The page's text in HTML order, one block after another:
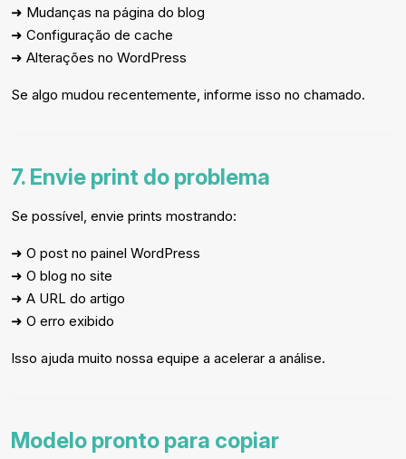
➜ Mudanças na página do blog
➜ Configuração de cache
➜ Alterações no WordPress
Se algo mudou recentemente, informe isso no chamado.
7. Envie print do problema
Se possível, envie prints mostrando:
➜ O post no painel WordPress
➜ O blog no site
➜ A URL do artigo
➜ O erro exibido
Isso ajuda muito nossa equipe a acelerar a análise.
Modelo pronto para copiar